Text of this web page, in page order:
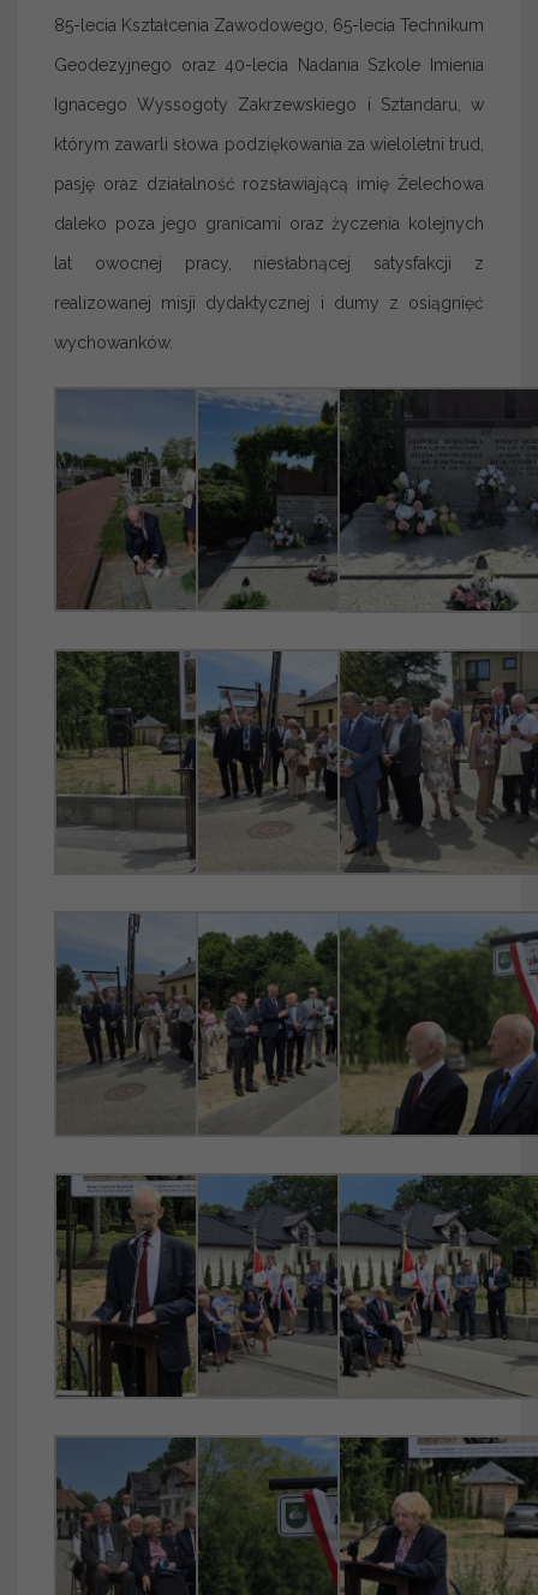
85-lecia Kształcenia Zawodowego, 65-lecia Technikum
Geodezyjnego oraz 40-lecia Nadania Szkole Imienia
Ignacego Wyssogoty Zakrzewskiego i Sztandaru, w
którym zawarli słowa podziękowania za wieloletni trud,
pasję oraz działalność rozsławiającą imię Żelechowa
daleko poza jego granicami oraz życzenia kolejnych
lat owocnej pracy, niesłabnącej satysfakcji z
realizowanej misji dydaktycznej i dumy z osiągnięć
wychowanków.